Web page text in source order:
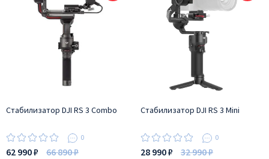
Стабилизатор DJI RS 3 Combo
0
62 990 ₽ 66 890 ₽
Стабилизатор DJI RS 3 Mini
0
28 990 ₽ 32 990 ₽